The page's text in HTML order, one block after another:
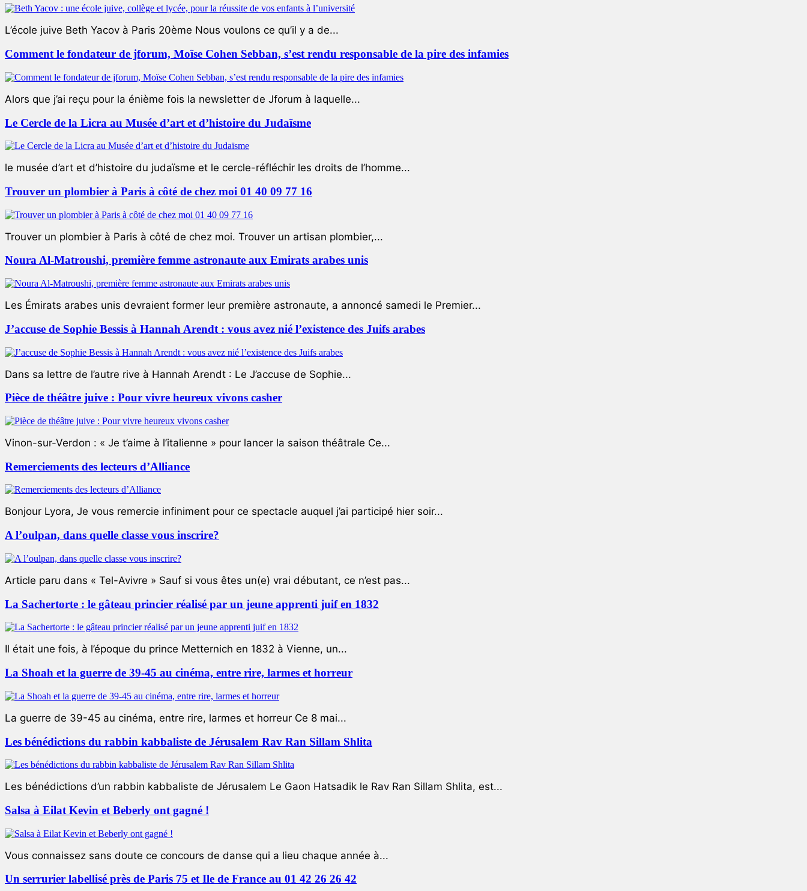
L’école juive Beth Yacov à Paris 20ème Nous voulons ce qu’il y a de...
Comment le fondateur de jforum, Moïse Cohen Sebban, s’est rendu responsable de la pire des infamies
Alors que j’ai reçu pour la énième fois la newsletter de Jforum à laquelle...
Le Cercle de la Licra au Musée d’art et d’histoire du Judaïsme
le musée d’art et d’histoire du judaïsme et le cercle-réfléchir les droits de l’homme...
Trouver un plombier à Paris à côté de chez moi 01 40 09 77 16
Trouver un plombier à Paris à côté de chez moi. Trouver un artisan plombier,...
Noura Al-Matroushi, première femme astronaute aux Emirats arabes unis
Les Émirats arabes unis devraient former leur première astronaute, a annoncé samedi le Premier...
J’accuse de Sophie Bessis à Hannah Arendt : vous avez nié l’existence des Juifs arabes
Dans sa lettre de l’autre rive à Hannah Arendt : Le J’accuse de Sophie...
Pièce de théâtre juive : Pour vivre heureux vivons casher
Vinon-sur-Verdon : « Je t’aime à l’italienne » pour lancer la saison théâtrale Ce...
Remerciements des lecteurs d’Alliance
Bonjour Lyora, Je vous remercie infiniment pour ce spectacle auquel j’ai participé hier soir...
A l’oulpan, dans quelle classe vous inscrire?
Article paru dans « Tel-Avivre » Sauf si vous êtes un(e) vrai débutant, ce n’est pas...
La Sachertorte : le gâteau princier réalisé par un jeune apprenti juif en 1832
Il était une fois, à l’époque du prince Metternich en 1832 à Vienne, un...
La Shoah et la guerre de 39-45 au cinéma, entre rire, larmes et horreur
La guerre de 39-45 au cinéma, entre rire, larmes et horreur Ce 8 mai...
Les bénédictions du rabbin kabbaliste de Jérusalem Rav Ran Sillam Shlita
Les bénédictions d’un rabbin kabbaliste de Jérusalem Le Gaon Hatsadik le Rav Ran Sillam Shlita, est...
Salsa à Eilat Kevin et Beberly ont gagné !
Vous connaissez sans doute ce concours de danse qui a lieu chaque année à...
Un serrurier labellisé près de Paris 75 et Ile de France au 01 42 26 26 42